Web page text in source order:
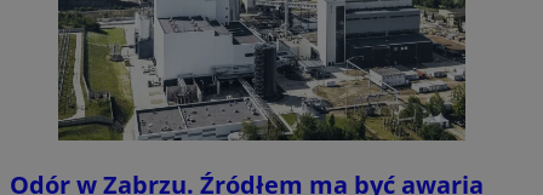
Odór w Zabrzu. Źródłem ma być awaria